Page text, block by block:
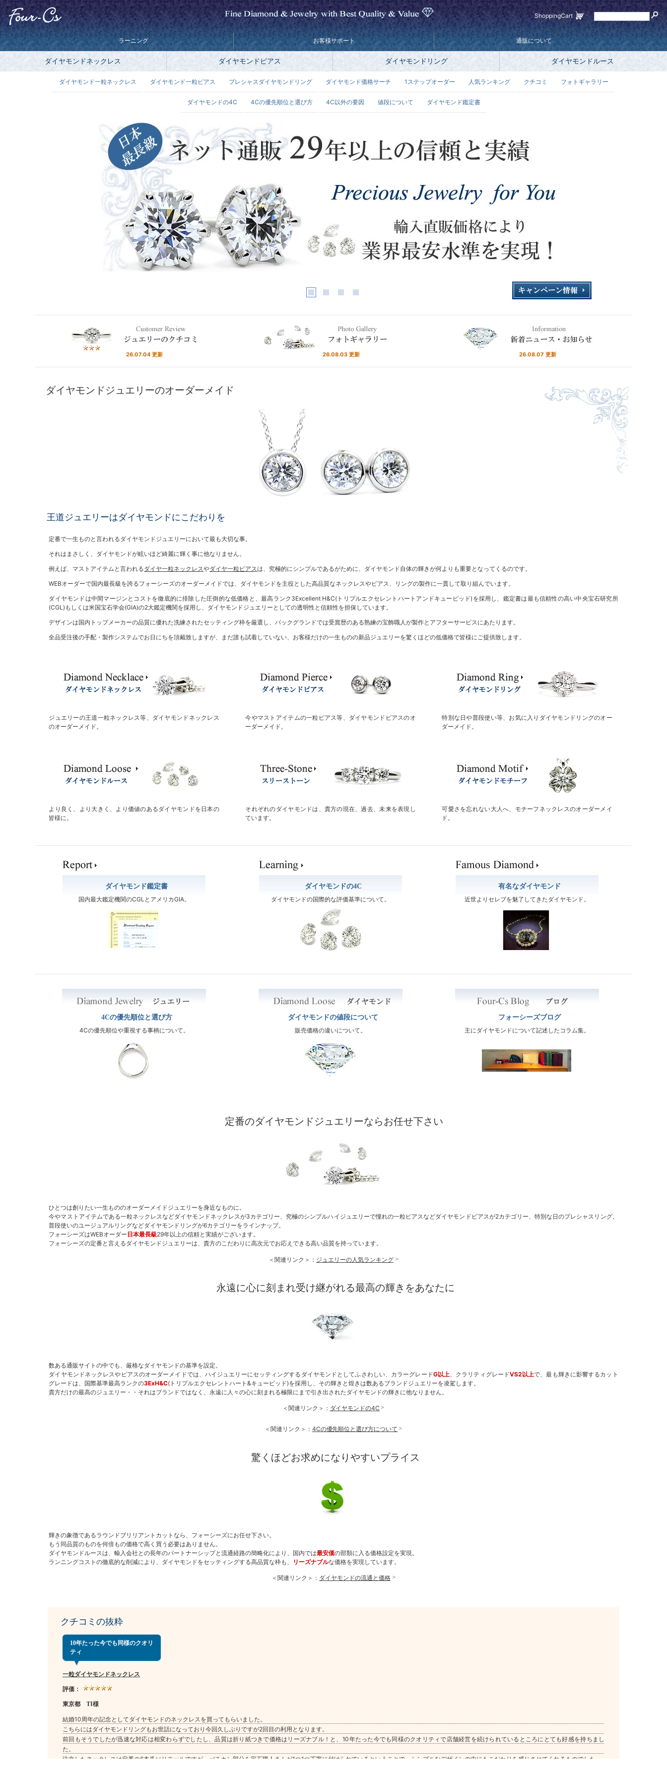
ラーニング お客様サポート 通販について
ダイヤモンドネックレス ダイヤモンドピアス ダイヤモンドリング ダイヤモンドルース
26.07.04 更新 26.08.03 更新 26.08.07 更新
ダイヤモンドジュエリーのオーダーメイド
王道ジュエリーはダイヤモンドにこだわりを
定番で一生ものと言われるダイヤモンドジュエリーにおいて最も大切な事。
それはまさしく、ダイヤモンドが眩いほど綺麗に輝く事に他なりません。
例えば、マストアイテムと言われるダイヤ一粒ネックレスやダイヤ一粒ピアスは、究極的にシンプルであるがために、ダイヤモンド自体の輝きが何よりも重要となってくるのです。
WEBオーダーで国内最長級を誇るフォーシーズのオーダーメイドでは、ダイヤモンドを主役とした高品質なネックレスやピアス、リングの製作に一貫して取り組んでいます。
ダイヤモンドは中間マージンとコストを徹底的に排除した圧倒的な低価格と、最高ランク3Excellent H&C(トリプルエクセレントハートアンドキューピッド)を採用し、鑑定書は最も信頼性の高い中央宝石研究所
(CGL)もしくは米国宝石学会(GIA)の2大鑑定機関を採用し、ダイヤモンドジュエリーとしての透明性と信頼性を担保しています。
デザインは国内トップメーカーの品質に優れた洗練されたセッティング枠を厳選し、バックグランドでは受賞歴のある熟練の宝飾職人が製作とアフターサービスにあたります。
全品受注後の手配・製作システムでお日にちを頂戴致しますが、まだ誰も試着していない、お客様だけの一生ものの新品ジュエリーを驚くほどの低価格で皆様にご提供致します。
ジュエリーの王道一粒ネックレス等、ダイヤモンドネックレス
のオーダーメイド。
今やマストアイテムの一粒ピアス等、ダイヤモンドピアスのオ
ーダーメイド。
特別な日や普段使い等、お気に入りダイヤモンドリングのオー
ダーメイド。
より良く、より大きく、より価値のあるダイヤモンドを日本の
皆様に。
それぞれのダイヤモンドは、貴方の現在、過去、未来を表現し
ています。
可愛さを忘れない大人へ、モチーフネックレスのオーダーメイ
ド。
ダイヤモンド鑑定書
国内最大鑑定機関のCGLとアメリカGIA。
ダイヤモンドの4C
ダイヤモンドの国際的な評価基準について。
有名なダイヤモンド
近世よりセレブを魅了してきたダイヤモンド。
4Cの優先順位と選び方
4Cの優先順位や重視する事柄について。
ダイヤモンドの値段について
販売価格の違いについて。
フォーシーズブログ
主にダイヤモンドについて記述したコラム集。
定番のダイヤモンドジュエリーならお任せ下さい
ひとつは創りたい一生もののオーダーメイドジュエリーを身近なものに。
今やマストアイテムである一粒ネックレスなどダイヤモンドネックレスが3カテゴリー、究極のシンプルハイジュエリーで憧れの一粒ピアスなどダイヤモンドピアスが2カテゴリー、特別な日のプレシャスリング、
普段使いのユージュアルリングなどダイヤモンドリングが6カテゴリーをラインナップ。
フォーシーズはWEBオーダー 日本最長級29年以上の信頼と実績がございます。
フォーシーズの定番と言えるダイヤモンドジュエリーは、貴方のこだわりに高次元でお応えできる高い品質を持っています。
＜関連リンク＞： ジュエリーの人気ランキング
永遠に心に刻まれ受け継がれる最高の輝きをあなたに
数ある通販サイトの中でも、厳格なダイヤモンドの基準を設定。
ダイヤモンドネックレスやピアスのオーダーメイドでは、ハイジュエリーにセッティングするダイヤモンドとしてふさわしい、カラーグレードG以上 、クラリティグレードVS2以上で、最も輝きに影響するカット
グレードは、国際基準最高ランクの3ExH&C(トリプルエクセレントハート&キューピッド)を採用し、その輝きと煌きは数あるブランドジュエリーを凌駕します。
貴方だけの最高のジュエリー・・それはブランドではなく、永遠に人々の心に刻まれる極限にまで引き出されたダイヤモンドの輝きに他なりません。
＜関連リンク＞： ダイヤモンドの4C
＜関連リンク＞： 4Cの優先順位と選び方について
驚くほどお求めになりやすいプライス
輝きの象徴であるラウンドブリリアントカットなら、フォーシーズにお任せ下さい。
もう同品質のものを何倍もの価格で高く買う必要はありません。
ダイヤモンドルースは、輸入会社との長年のパートナーシップと流通経路の簡略化により、国内では最安価の部類に入る価格設定を実現。
ランニングコストの徹底的な削減により、ダイヤモンドをセッティングする高品質な枠も、
リーズナブルな価格を実現しています。
＜関連リンク＞： ダイヤモンドの流通と価格
クチコミの抜粋
10年たった今でも同様のクオリ
ティ
一粒ダイヤモンドネックレス
評価：
東京都 TI様
結婚10周年の記念としてダイヤモンドのネックレスを買ってもらいました。
こちらにはダイヤモンドリングもお世話になっており今回久しぶりですが2回目の利用となります。
前回もそうでしたが迅速な対応は相変わらずでしたし、品質は折り紙つきで価格はリーズナブル！と、10年たった今でも同様のクオリティで店舗経営を続けられているところにとても好感を持ちまし
た。
注文したネックレスは定番の6本爪ソリテールですが、バチカン部分を宝石職人さんが1つ1つ丁寧に付けられているということで、シンプルなデザインの中にもこだわりを感じさせてくれるものでした。
ShoppingCart
ダイヤモンド一粒ネックレス ダイヤモンド一粒ピアス プレシャスダイヤモンドリング ダイヤモンド価格サーチ 1ステップオーダー 人気ランキング クチコミ フォトギャラリー
ダイヤモンドの4C 4Cの優先順位と選び方 4C以外の要因 値段について ダイヤモンド鑑定書